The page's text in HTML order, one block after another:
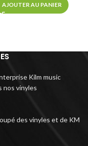
AJOUTER AU PANIER
Kilm music
nos vinyles
des vinyles et de KM